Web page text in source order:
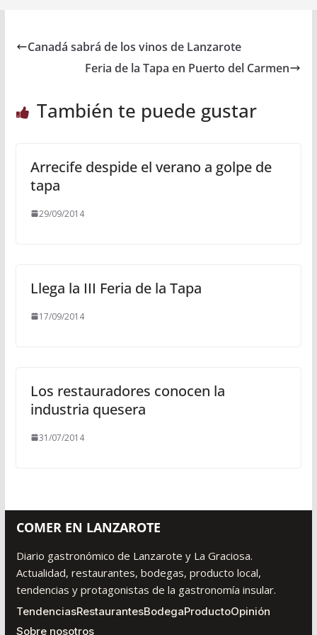
Canadá sabrá de los vinos de Lanzarote
Feria de la Tapa en Puerto del Carmen
También te puede gustar
Arrecife despide el verano a golpe de
tapa
29/09/2014
Llega la III Feria de la Tapa
17/09/2014
Los restauradores conocen la
industria quesera
31/07/2014
COMER EN LANZAROTE
Diario gastronómico de Lanzarote y La Graciosa.
Actualidad, restaurantes, bodegas, producto local,
tendencias y protagonistas de la gastronomía insular.
TendenciasRestaurantesBodegaProductoOpinión
Sobre nosotros